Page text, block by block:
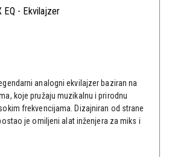
EQ - Ekvilajzer
analogni ekvilajzer baziran na
koje pružaju muzikalnu i prirodnu
frekvencijama. Dizajniran od strane
je omiljeni alat inženjera za miks i